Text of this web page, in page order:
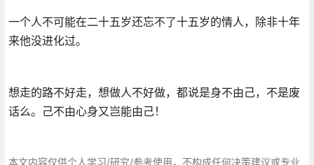
一个人不可能在二十五岁还忘不了十五岁的情人，除非十年
来他没进化过。
想走的路不好走，想做人不好做，都说是身不由己，不是废
话么。己不由心身又岂能由己！
本文内容仅供个人学习/研究/参考使用，不构成任何决策建议或专业